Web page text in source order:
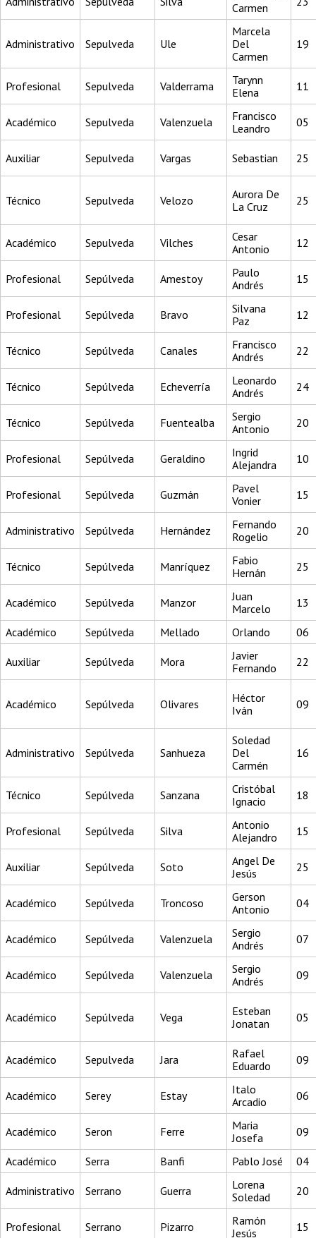
Carmen
Administrativo Sepulveda Ule
Marcela
Del
Carmen
19
Profesional Sepulveda Valderrama
Tarynn
Elena
11
Académico Sepulveda Valenzuela
Francisco
Leandro
05
Auxiliar Sepulveda Vargas Sebastian 25
Técnico Sepulveda Velozo
Aurora De
La Cruz
25
Académico Sepulveda Vilches
Cesar
Antonio
12
Profesional Sepúlveda Amestoy
Paulo
Andrés
15
Profesional Sepúlveda Bravo
Silvana
Paz
12
Técnico Sepúlveda Canales
Francisco
Andrés
22
Técnico Sepúlveda Echeverría
Leonardo
Andrés
24
Técnico Sepúlveda Fuentealba
Sergio
Antonio
20
Profesional Sepúlveda Geraldino
Ingrid
Alejandra
10
Profesional Sepúlveda Guzmán
Pavel
Vonier
15
Administrativo Sepúlveda Hernández
Fernando
Rogelio
20
Técnico Sepúlveda Manríquez
Fabio
Hernán
25
Académico Sepúlveda Manzor
Juan
Marcelo
13
Académico Sepúlveda Mellado Orlando 06
Auxiliar Sepúlveda Mora
Javier
Fernando
22
Académico Sepúlveda Olivares
Héctor
Iván
09
Administrativo Sepúlveda Sanhueza
Soledad
Del
Carmén
16
Técnico Sepúlveda Sanzana
Cristóbal
Ignacio
18
Profesional Sepúlveda Silva
Antonio
Alejandro
15
Auxiliar Sepúlveda Soto
Angel De
Jesús
25
Académico Sepúlveda Troncoso
Gerson
Antonio
04
Académico Sepúlveda Valenzuela
Sergio
Andrés
07
Académico Sepúlveda Valenzuela
Sergio
Andrés
09
Académico Sepúlveda Vega
Esteban
Jonatan
05
Académico Sepulveda Jara
Rafael
Eduardo
09
Académico Serey Estay
Italo
Arcadio
06
Académico Seron Ferre
Maria
Josefa
09
Académico Serra Banfi Pablo José 04
Administrativo Serrano Guerra
Lorena
Soledad
20
Profesional Serrano Pizarro
Ramón
Jesús
15